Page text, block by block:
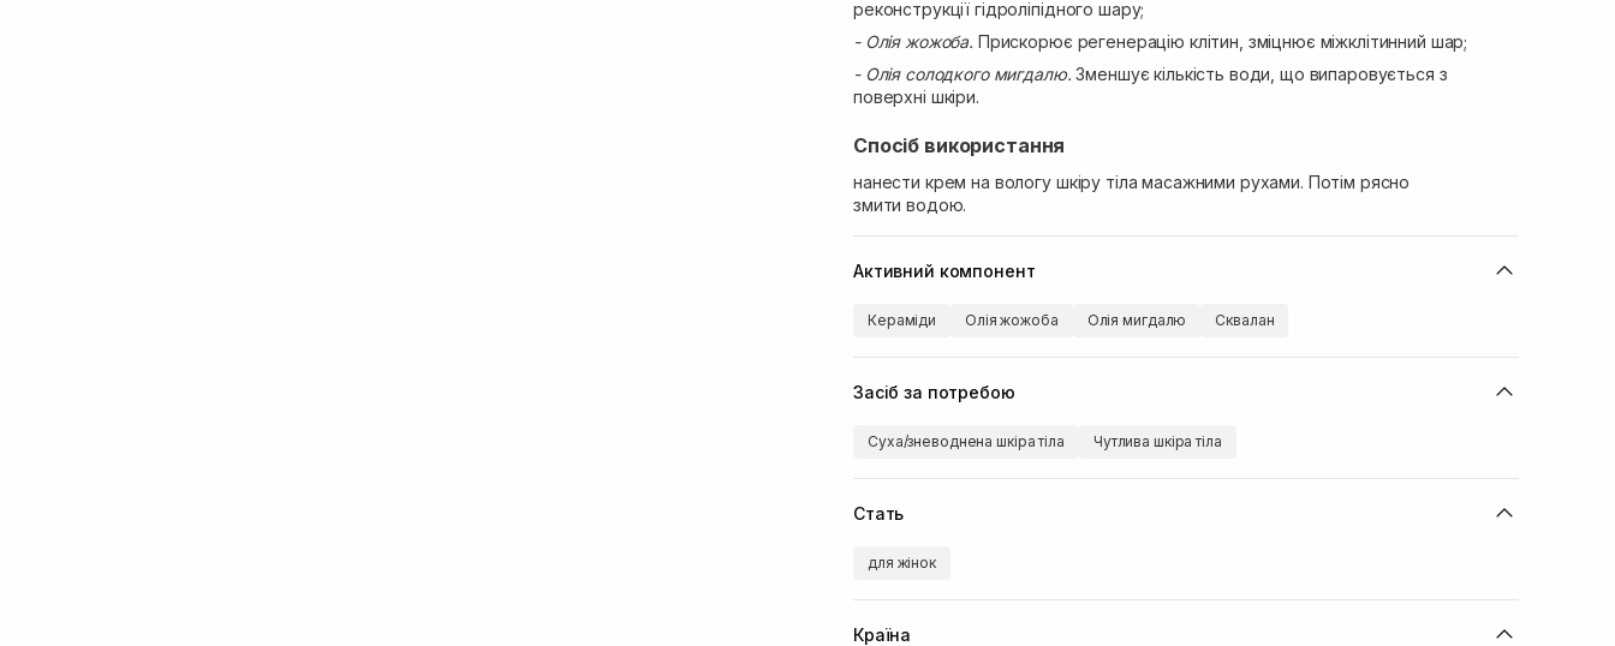
реконструкції гідроліпідного шару;
- Олія жожоба. Прискорює регенерацію клітин, зміцнює міжклітинний шар;
- Олія солодкого мигдалю.Зменшує кількість води, що випаровується з
поверхні шкіри.
Спосіб використання
нанести крем на вологу шкіру тіла масажними рухами. Потім рясно
змити водою.
Активний компонент
Кераміди Олія жожоба Олія мигдалю Сквалан
Засіб за потребою
Суха/зневоднена шкіра тіла Чутлива шкіра тіла
Стать
для жінок
Країна